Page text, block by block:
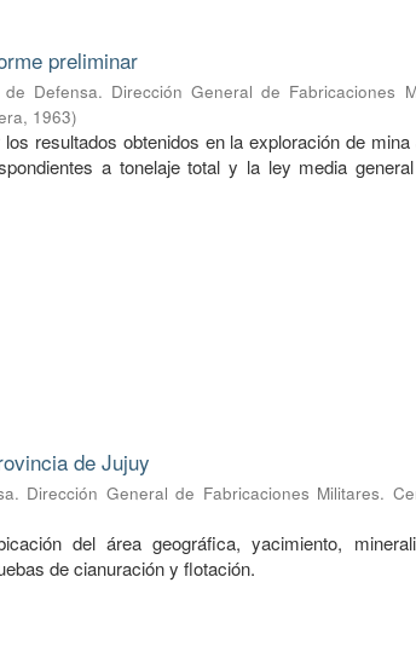
preliminar
de Defensa. Dirección General de Fabricaciones
, 1963)
resultados obtenidos en la exploración de mina
a tonelaje total y la ley media
de Jujuy
Dirección General de Fabricaciones Militares.
del área geográfica, yacimiento,
de cianuración y flotación.